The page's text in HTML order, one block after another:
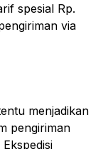
spesial Rp.
via
menjadikan
pengiriman